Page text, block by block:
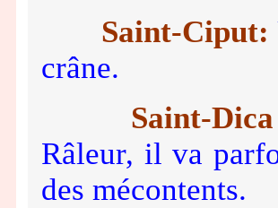
Saint-Ciput:
crâne.
Saint-
Râleur, il va
des mécontents.